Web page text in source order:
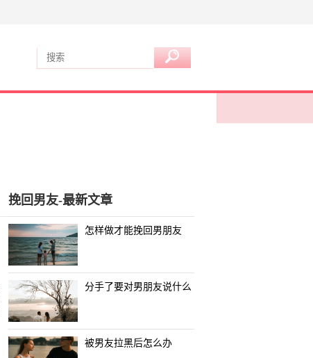
挽回男友-最新文章
怎样做才能挽回男朋友
分手了要对男朋友说什么
被男友拉黑后怎么办